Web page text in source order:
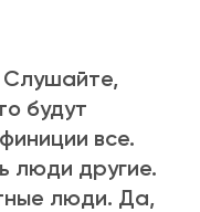
будут
все.
люди другие.
люди. Да,